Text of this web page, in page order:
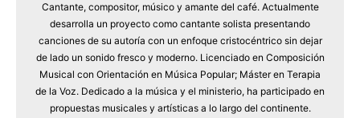
Cantante, compositor, músico y amante del café. Actualmente
desarrolla un proyecto como cantante solista presentando
canciones de su autoría con un enfoque cristocéntrico sin dejar
de lado un sonido fresco y moderno. Licenciado en Composición
Musical con Orientación en Música Popular; Máster en Terapia
de la Voz. Dedicado a la música y el ministerio, ha participado en
propuestas musicales y artísticas a lo largo del continente.